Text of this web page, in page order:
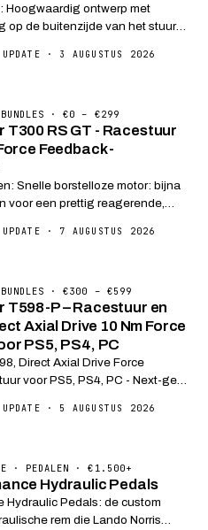
op de buitenzijde van het stuur
geschikt voor alle racestijlen
waaronder 2 encoders met
UPDATE · 3 AUGUSTUS 2026
BUNDLES · €0 – €299
RS GT - Racestuur
Feedback -
Snelle borstelloze motor: bijna
voor een prettig reagerende,
Feedback Snel en eenvoudig
geniet van verschillende
UPDATE · 7 AUGUSTUS 2026
BUNDLES · €300 – €599
P – Racestuur en
Axial Drive 10 Nm Force
PS5, PS4, PC
Direct Axial Drive Force
voor PS5, PS4, PC - Next-gen
constant koppel, met overshoot-
= 10 Nm peak) - Metalen
UPDATE · 5 AUGUSTUS 2026
· PEDALEN · €1.500+
Hydraulic Pedals
Hydraulic Pedals: de custom
rem die Lando Norris